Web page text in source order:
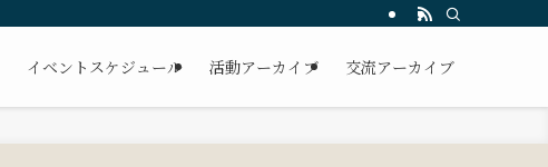
イベントスケジュール 活動アーカイブ 交流アーカイブ